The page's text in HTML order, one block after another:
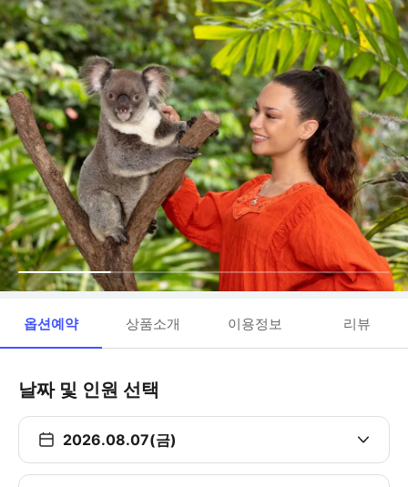
옵션예약 상품소개 이용정보 리뷰
날짜 및 인원 선택
2026.08.07(금)